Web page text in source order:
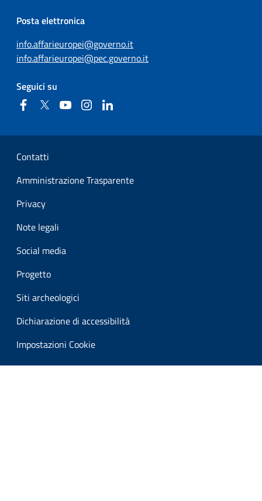
Posta elettronica
info.affarieuropei@governo.it
info.affarieuropei@pec.governo.it
Seguici su
FacebookTwitter YouTubeInstagram
Sezione Link Utili
Contatti
Amministrazione Trasparente
Privacy
Note legali
Social media
Progetto
Siti archeologici
Dichiarazione di accessibilità
Impostazioni Cookie